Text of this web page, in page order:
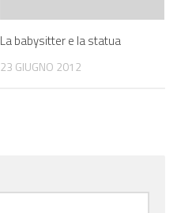
La babysitter e la statua
23 GIUGNO 2012